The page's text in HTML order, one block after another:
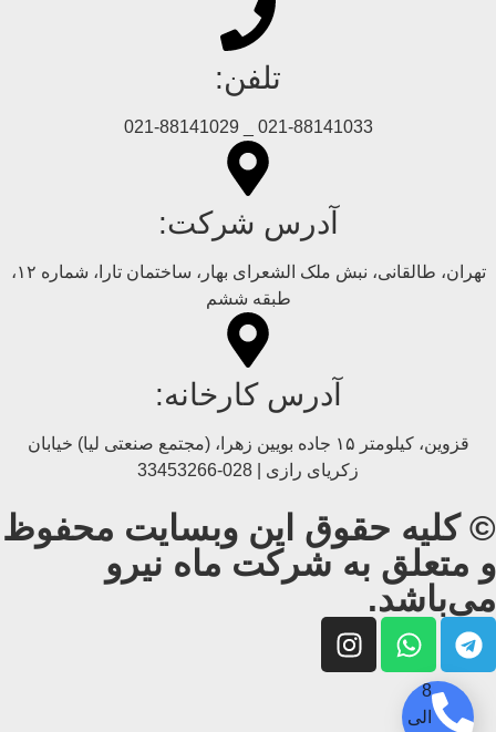
تلفن:
021-88141033 _ 021-88141029
آدرس شرکت:
تهران، طالقانی، نبش ملک الشعرای بهار، ساختمان تارا، شماره ۱۲،
طبقه ششم
آدرس کارخانه:
قزوین، کیلومتر ۱۵ جاده بويین زهرا، (مجتمع صنعتی لیا) خیابان
زکریای رازی | 028-33453266
© کلیه حقوق این وبسایت محفوظ
و متعلق به شرکت ماه نیرو
می‌باشد.
8
الی